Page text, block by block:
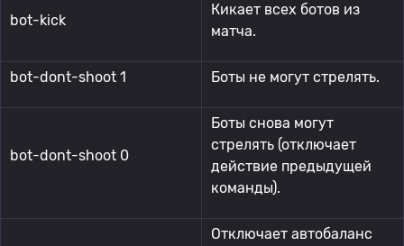
bot-kick
Кикает всех ботов из
матча.
bot-dont-shoot 1 Боты не могут стрелять.
bot-dont-shoot 0
Боты снова могут
стрелять (отключает
действие предыдущей
команды).
Отключает автобаланс